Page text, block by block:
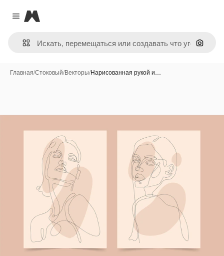
Close menu
Magnific
Поиск
Главная/Стоковый/Векторы/Нарисованная рукой и…